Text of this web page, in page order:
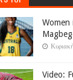
Women
Video: